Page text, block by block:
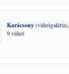
Karácsony(videógaléria),
9 videó